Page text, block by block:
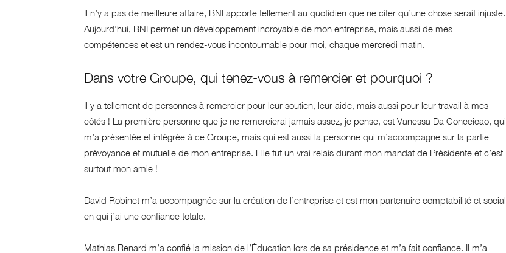
Il n’y a pas de meilleure affaire, BNI apporte tellement au quotidien que ne citer qu’une chose serait injuste.
Aujourd’hui, BNI permet un développement incroyable de mon entreprise, mais aussi de mes
compétences et est un rendez-vous incontournable pour moi, chaque mercredi matin.
Dans votre Groupe, qui tenez-vous à remercier et pourquoi ?
Il y a tellement de personnes à remercier pour leur soutien, leur aide, mais aussi pour leur travail à mes
côtés ! La première personne que je ne remercierai jamais assez, je pense, est Vanessa Da Conceicao, qui
m’a présentée et intégrée à ce Groupe, mais qui est aussi la personne qui m’accompagne sur la partie
prévoyance et mutuelle de mon entreprise. Elle fut un vrai relais durant mon mandat de Présidente et c’est
surtout mon amie !
David Robinet m’a accompagnée sur la création de l’entreprise et est mon partenaire comptabilité et social
en qui j’ai une confiance totale.
Mathias Renard m’a confié la mission de l’Éducation lors de sa présidence et m’a fait confiance. Il m’a